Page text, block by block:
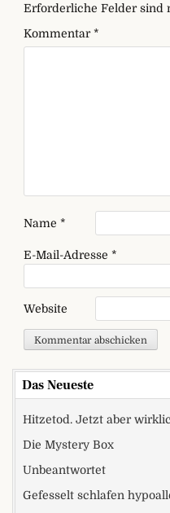
Erforderliche Felder sind
Kommentar *
Name *
E-Mail-Adresse *
Website
Das Neueste
Hitzetod. Jetzt aber
Die Mystery Box
Unbeantwortet
Gefesselt schlafen